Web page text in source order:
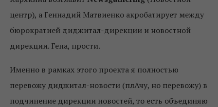
центр), а Геннадий Матвиенко акробатирует между
бюрократией диджитал-дирекции и новостной
дирекции. Гена, прости.
Именно в рамках этого проекта я полностью
перевожу диджитал-новости (плАчу, но перевожу) в
подчинение дирекции новостей, то есть объединяю